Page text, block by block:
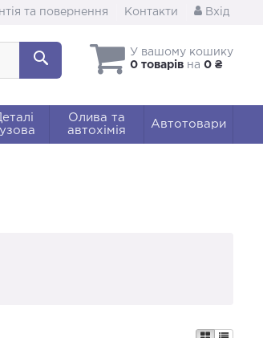
та повернення Контакти Вхід
У вашому кошику
0 товарів на 0 ₴
Олива та
автохімія
Автотовари